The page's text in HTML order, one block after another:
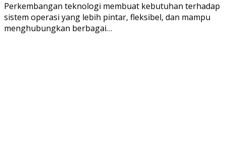
Perkembangan teknologi membuat kebutuhan terhadap
sistem operasi yang lebih pintar, fleksibel, dan mampu
menghubungkan berbagai…